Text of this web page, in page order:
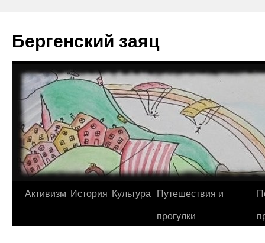
содержимому
Бергенский заяц
Активизм История Культура Путешествия и
прогулки